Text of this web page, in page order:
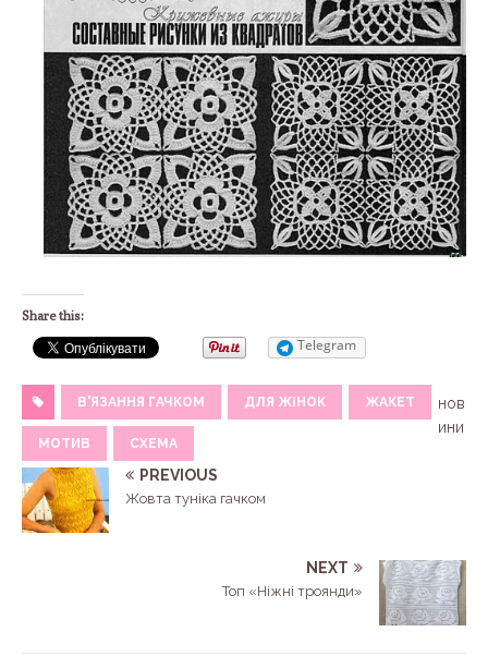
Share this:
Telegram
В'ЯЗАННЯ ГАЧКОМ ДЛЯ ЖІНОК ЖАКЕТ
МОТИВ СХЕМА
нов
ини
PREVIOUS
Жовта туніка гачком
NEXT
Топ «Ніжні троянди»